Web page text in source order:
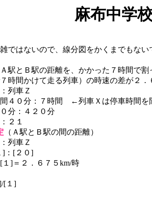
麻布中学
ではないので、線分図をかくまでもな
Ａ駅とＢ駅の距離を、かかった７時間で
時間かけて走る列車）の時速の差が２．
列車Ｚ
時間 ←列車Ｘは停車時間を除く
４２０分
１
（Ａ駅とＢ駅の間の距離）
列車Ｚ
０]
７５km/時
[１]